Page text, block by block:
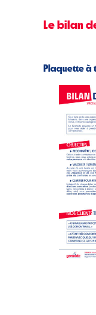
Le bilan
Plaquette à